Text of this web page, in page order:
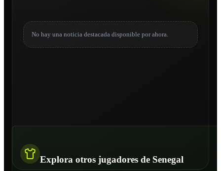
No hay una noticia destacada disponible por ahora.
Explora otros jugadores de Senegal